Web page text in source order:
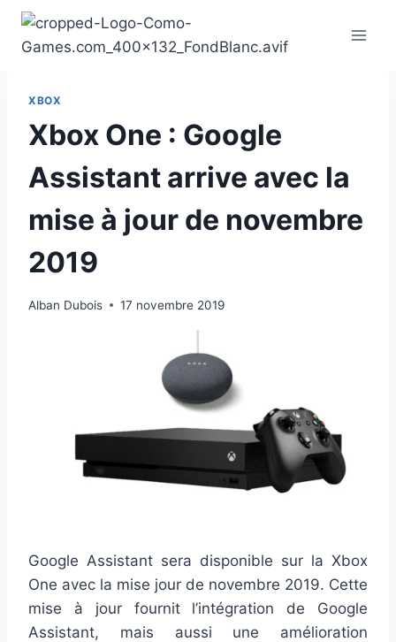
Aller
contenu
XBOX
Xbox One : Google
Assistant arrive avec la
mise à jour de novembre
2019
Alban Dubois 17 novembre 2019
Google Assistant sera disponible sur la Xbox
One avec la mise jour de novembre 2019. Cette
mise à jour fournit l’intégration de Google
Assistant, mais aussi une amélioration